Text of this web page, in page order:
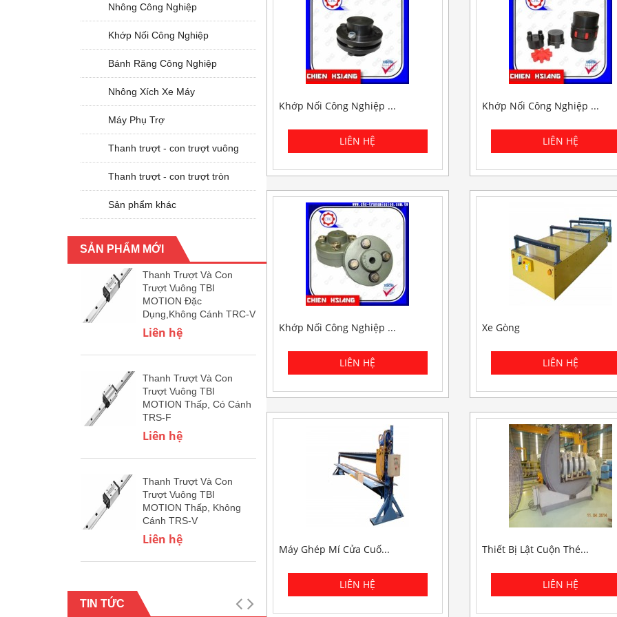
Nhông Công Nghiệp
Khớp Nối Công Nghiệp
Bánh Răng Công Nghiệp
Nhông Xích Xe Máy
Máy Phụ Trợ
Thanh trượt - con trượt vuông
Thanh trượt - con trượt tròn
Sản phẩm khác
SẢN PHẨM MỚI
Thanh Trượt Và Con
Trượt Vuông TBI
MOTION Đặc
Dụng,Không Cánh TRC-V
Liên hệ
Thanh Trượt Và Con
Trượt Vuông TBI
MOTION Thấp, Có Cánh
TRS-F
Liên hệ
Thanh Trượt Và Con
Trượt Vuông TBI
MOTION Thấp, Không
Cánh TRS-V
Liên hệ
TIN TỨC
Khớp Nối Công Nghiệp ... Khớp Nối Công Nghiệp ...
Khớp Nối Công Nghiệp ... Xe Gòng
Máy Ghép Mí Cửa Cuố... Thiết Bị Lật Cuộn Thé...